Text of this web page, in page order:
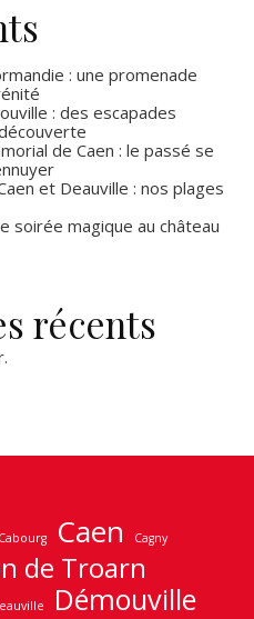
: une promenade
: des escapades
de Caen : le passé se
et Deauville : nos plages
soirée magique au château
récents
Cabourg Caen Cagny
de Troarn
Démouville